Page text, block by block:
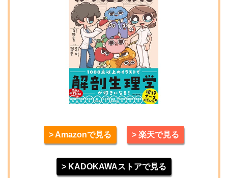
> Amazonで見る > 楽天で見る
> KADOKAWAストアで見る